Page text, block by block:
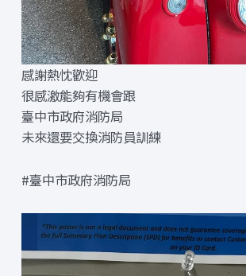
感謝熱忱歡迎
很感激能夠有機會跟
臺中市政府消防局
未來還要交換消防員訓練
#臺中市政府消防局